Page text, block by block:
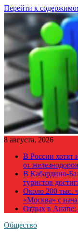
Перейти к
8 августа, 2026
В России хотят
от
В Кабардино-
туристов
Около 200 тыс.
«Москва» с
Отдых в Анапе:
Общество